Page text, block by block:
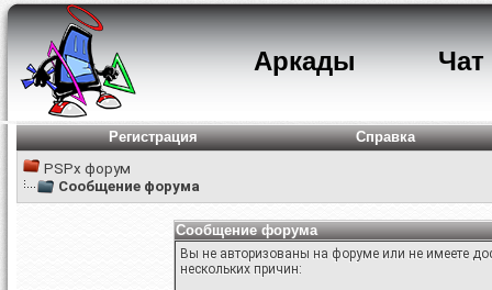
Аркады Чат
Регистрация
Справка
PSPx форум
Сообщение форума
Сообщение форума
Вы не авторизованы на форуме или не имеете
нескольких причин: